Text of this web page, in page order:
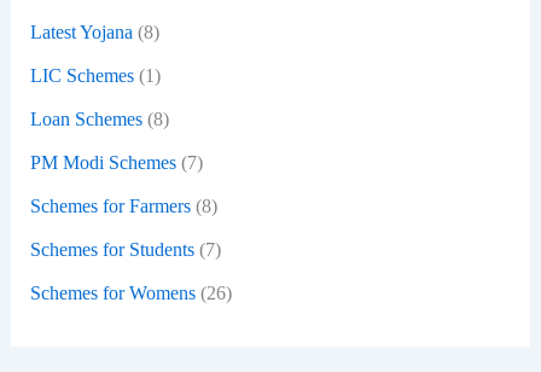
Latest Yojana (8)
LIC Schemes(1)
Loan Schemes(8)
PM Modi Schemes(7)
Schemes for Farmers(8)
Schemes for Students(7)
Schemes for Womens(26)